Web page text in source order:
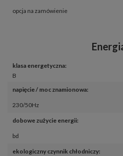
opcja na zamówienie
klasa energetyczna:
B
napięcie / moc znamionowa:
230/50Hz
dobowe zużycie energii:
bd
ekologiczny czynnik chłodniczy: